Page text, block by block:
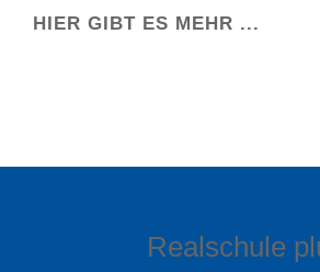
HIER GIBT ES MEHR ...
Realschule